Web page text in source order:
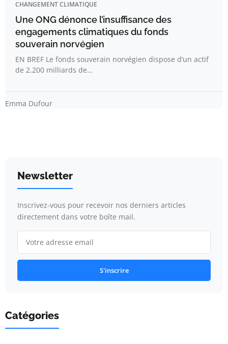
CHANGEMENT CLIMATIQUE
Une ONG dénonce l’insuffisance des
engagements climatiques du fonds
souverain norvégien
EN BREF Le fonds souverain norvégien dispose d’un actif
de 2.200 milliards de…
Emma Dufour
Newsletter
Inscrivez-vous pour recevoir nos derniers articles
directement dans votre boîte mail.
S'inscrire
Catégories